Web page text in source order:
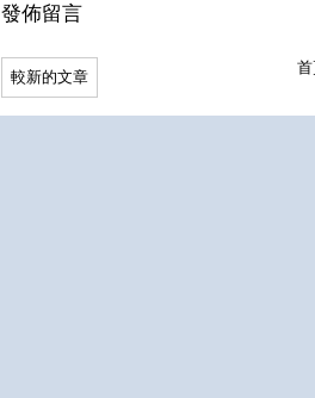
發佈留言
較新的文章